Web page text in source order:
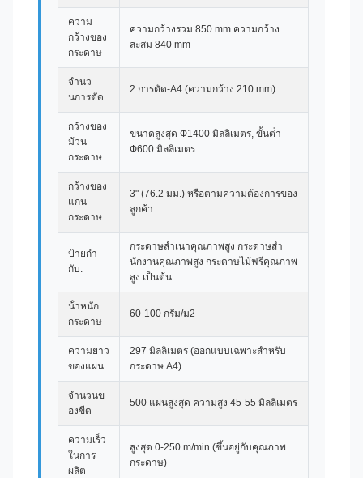
ความ
กว้างของ
กระดาษ
ความกว้างรวม 850 mm ความกว้าง
สะสม 840 mm
จํานว
นการตัด
2 การตัด-A4 (ความกว้าง 210 mm)
กว้างของ
ม้วน
กระดาษ
ขนาดสูงสุด Ф1400 มิลลิเมตร, ขั้นต่ํา
Ф600 มิลลิเมตร
กว้างของ
แกน
กระดาษ
3" (76.2 มม.) หรือตามความต้องการของ
ลูกค้า
ป้ายกํา
กับ:
กระดาษสําเนาคุณภาพสูง กระดาษสํา
นักงานคุณภาพสูง กระดาษไม้ฟรีคุณภาพ
สูง เป็นต้น
น้ําหนัก
กระดาษ
60-100 กรัม/ม2
ความยาว
ของแผ่น
297 มิลลิเมตร (ออกแบบเฉพาะสําหรับ
กระดาษ A4)
จํานวนข
องขีด
500 แผ่นสูงสุด ความสูง 45-55 มิลลิเมตร
ความเร็ว
ในการ
ผลิต
สูงสุด 0-250 m/min (ขึ้นอยู่กับคุณภาพ
กระดาษ)